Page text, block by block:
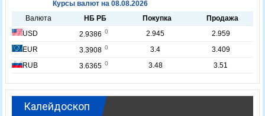
Калейдоскоп